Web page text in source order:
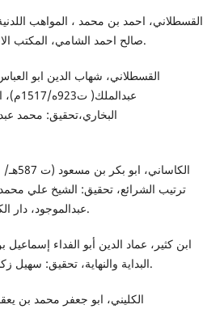
صالح احمد الشامي، المكتب الاسلامي،ط2 (بيروت:2004).
البخاري،تحقيق: محمد
ترتيب الشرائع، تحقيق: الشيخ علي
عبدالموجود، دار الكتب العلمية (بيروت:1997).
البداية والنهاية، تحقيق: سهيل زكار، دار صادر(بيروت:2005).